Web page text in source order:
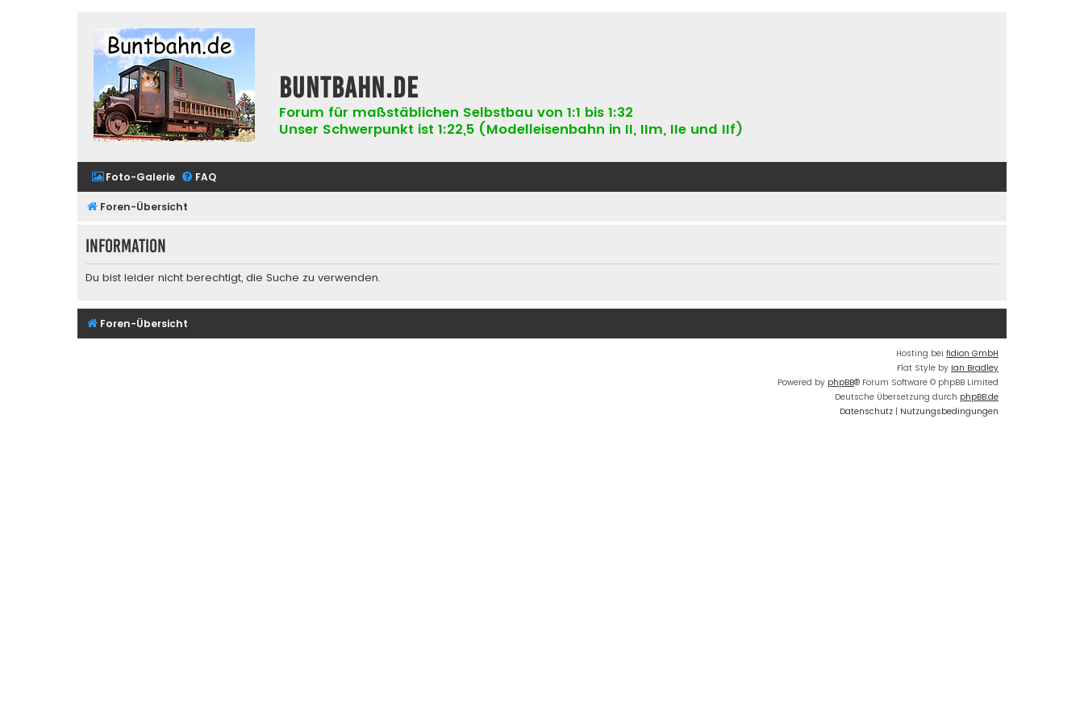
buntbahn.de
Forum für maßstäblichen Selbstbau von 1:1 bis 1:32
Unser Schwerpunkt ist 1:22,5 (Modelleisenbahn in II, IIm, IIe und IIf)
Foto-Galerie FAQ
Foren-Übersicht
Information
Du bist leider nicht berechtigt, die Suche zu verwenden.
Foren-Übersicht
Hosting bei fidion GmbH
Flat Style by Ian Bradley
Powered by phpBB® Forum Software © phpBB Limited
Deutsche Übersetzung durch phpBB.de
Datenschutz | Nutzungsbedingungen